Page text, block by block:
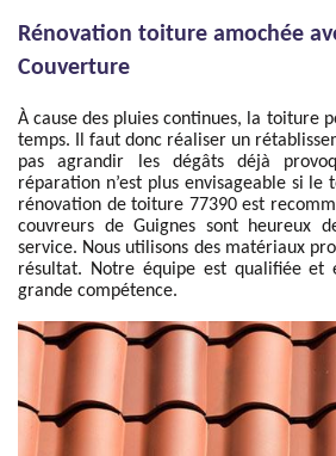
Rénovation toiture amochée
Couverture
À cause des pluies continues, la toiture
temps. Il faut donc réaliser un
pas agrandir les dégâts déjà
réparation n’est plus envisageable si
rénovation de toiture 77390 est
couvreurs de Guignes sont heureux
service. Nous utilisons des matériaux
résultat. Notre équipe est qualifiée et
grande compétence.